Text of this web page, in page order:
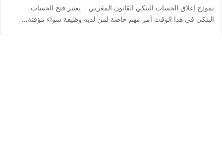
نموذج إغلاق الحساب البنكي القانون المغربي يعتبر فتح الحساب
البنكي في هذا الوقت أمر مهم خاصة لمن لديه وظيفة سواء مؤقتة…